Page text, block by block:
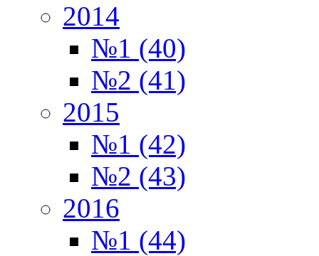
2014
№1 (40)
№2 (41)
2015
№1 (42)
№2 (43)
2016
№1 (44)